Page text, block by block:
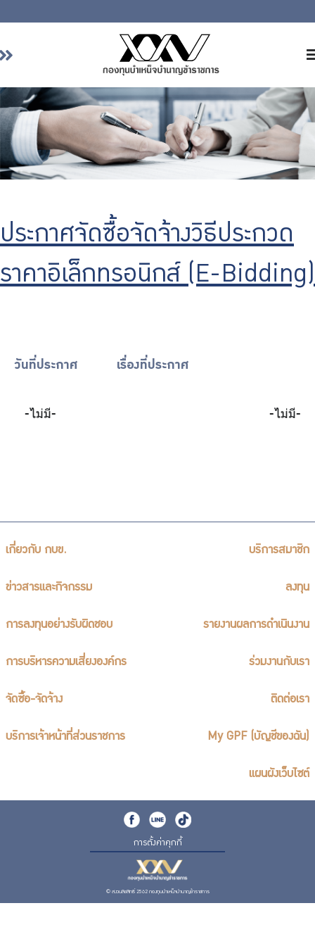
หน้าหลัก
เกี่ยวกับ กบข.
บริการสมาชิก
ลงทุน
รายงานผลการดำเนินงาน
จัดซื้อจัดจ้าง
ประกาศจัดซื้อจัดจ้างวิธีประกวด
ราคาอิเล็กทรอนิกส์ (E-Bidding)
วันที่ประกาศ เรื่องที่ประกาศ
-ไม่มี- -ไม่มี-
เกี่ยวกับ กบข. บริการสมาชิก
ข่าวสารและกิจกรรม ลงทุน
การลงทุนอย่างรับผิดชอบ รายงานผลการดำเนินงาน
การบริหารความเสี่ยงองค์กร ร่วมงานกับเรา
จัดซื้อ-จัดจ้าง ติดต่อเรา
บริการเจ้าหน้าที่ส่วนราชการ My GPF (บัญชีของฉัน)
แผนผังเว็บไซต์
การตั้งค่าคุกกี้
© สงวนลิขสิทธิ์ 2562 กองทุนบำเหน็จบำนาญข้าราชการ